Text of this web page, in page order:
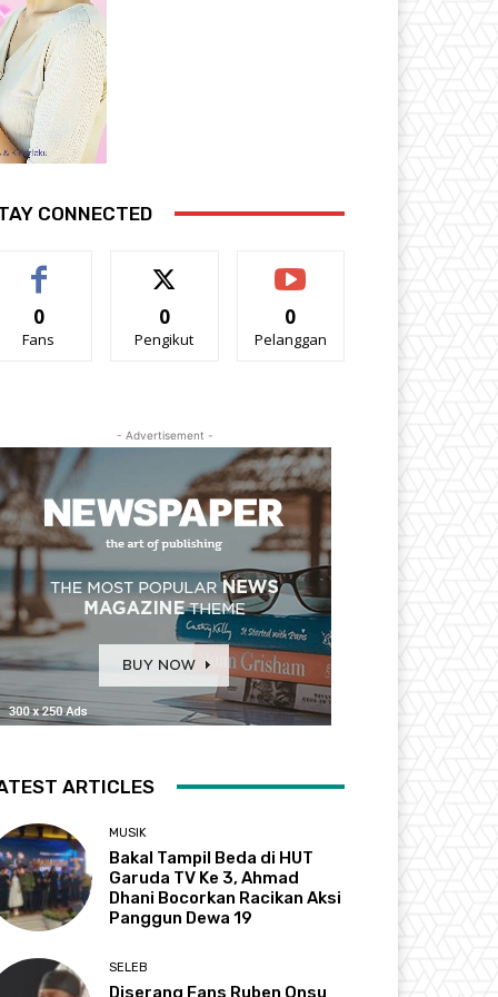
CONNECTED
0
Fans
0
Pengikut
0
Pelanggan
- Advertisement -
ARTICLES
MUSIK
Bakal Tampil Beda di HUT
Garuda TV Ke 3, Ahmad
Dhani Bocorkan Racikan Aksi
Panggun Dewa 19
SELEB
Diserang Fans Ruben Onsu